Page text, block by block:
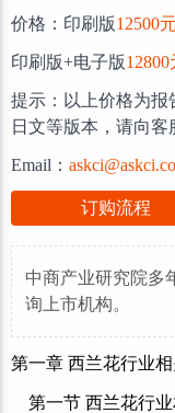
价格：印刷版12500元
印刷版+电子版12800
提示：以上价格为报
日文等版本，请向客
Email：
订购流程
中商产业研究院多
询上市机构。
第一章 西兰花行业
第一节 西兰花行